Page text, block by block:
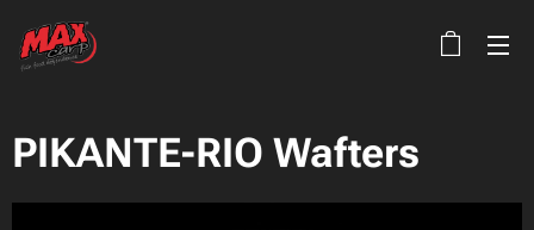
PIKANTE-RIO Wafters